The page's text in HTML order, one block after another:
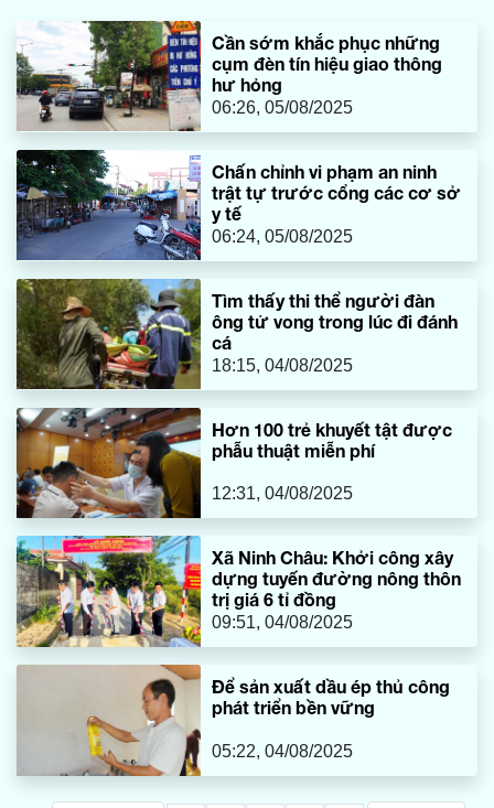
Cần sớm khắc phục những
cụm đèn tín hiệu giao thông
hư hỏng
06:26, 05/08/2025
Chấn chỉnh vi phạm an ninh
trật tự trước cổng các cơ sở
y tế
06:24, 05/08/2025
Tìm thấy thi thể người đàn
ông tử vong trong lúc đi đánh
cá
18:15, 04/08/2025
Hơn 100 trẻ khuyết tật được
phẫu thuật miễn phí
12:31, 04/08/2025
Xã Ninh Châu: Khởi công xây
dựng tuyến đường nông thôn
trị giá 6 tỉ đồng
09:51, 04/08/2025
Để sản xuất dầu ép thủ công
phát triển bền vững
05:22, 04/08/2025